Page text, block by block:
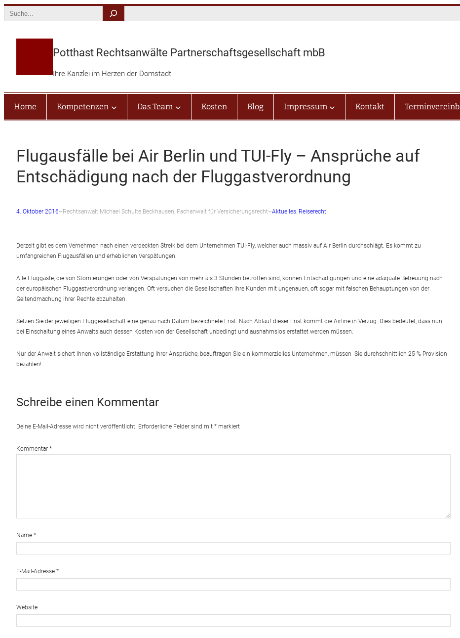
Search
Potthast Rechtsanwälte Partnerschaftsgesellschaft mbB
Ihre Kanzlei im Herzen der Domstadt
Home Kompetenzen Das Team Kosten Blog Impressum Kontakt
Flugausfälle bei Air Berlin und TUI-Fly – Ansprüche auf
Entschädigung nach der Fluggastverordnung
4. Oktober 2016– Rechtsanwalt Michael Schulte Beckhausen, Fachanwalt für Versicherungsrecht–Aktuelles, Reiserecht
Derzeit gibt es dem Vernehmen nach einen verdeckten Streik bei dem Unternehmen TUI-Fly, welcher auch massiv auf Air Berlin durchschlägt. Es kommt zu
umfangreichen Flugausfällen und erheblichen Verspätungen.
Alle Fluggäste, die von Stornierungen oder von Verspätungen von mehr als 3 Stunden betroffen sind, können Entschädigungen und eine adäquate Betreuung nach
der europäischen Fluggastverordnung verlangen. Oft versuchen die Gesellschaften ihre Kunden mit ungenauen, oft sogar mit falschen Behauptungen von der
Geltendmachung ihrer Rechte abzuhalten.
Setzen Sie der jeweiligen Fluggesellschaft eine genau nach Datum bezeichnete Frist. Nach Ablauf dieser Frist kommt die Airline in Verzug. Dies bedeutet, dass nun
bei Einschaltung eines Anwalts auch dessen Kosten von der Gesellschaft unbedingt und ausnahmslos erstattet werden müssen.
Nur der Anwalt sichert Ihnen vollständige Erstattung Ihrer Ansprüche; beauftragen Sie ein kommerzielles Unternehmen, müssen Sie durchschnittlich 25 % Provision
bezahlen!
Schreibe einen Kommentar
Deine E-Mail-Adresse wird nicht veröffentlicht. Erforderliche Felder sind mit *markiert
Kommentar *
Name *
E-Mail-Adresse *
Website